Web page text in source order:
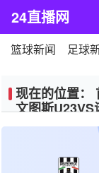
24直播网
篮球新闻 足球
现在的位置：
文图斯U23VS